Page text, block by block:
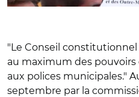
"Le Conseil constitutionnel
au maximum des
aux polices municipales."
septembre par la